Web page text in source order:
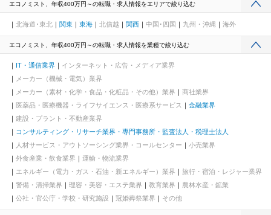
エコノミスト、年収400万円～の転職・求人情報をエリアで絞り込む
北海道･東北 関東 東海 北信越 関西 中国･四国 九州・沖縄 海外
エコノミスト、年収400万円～の転職・求人情報を業種で絞り込む
IT・通信業界
インターネット・広告・メディア業界
メーカー（機械・電気）業界
メーカー（素材・化学・食品・化粧品・その他）業界
商社業界
医薬品・医療機器・ライフサイエンス・医療系サービス
金融業界
建設・プラント・不動産業界
コンサルティング・リサーチ業界・専門事務所・監査法人・税理士法人
人材サービス・アウトソーシング業界・コールセンター
小売業界
外食産業・飲食業界
運輸・物流業界
エネルギー（電力・ガス・石油・新エネルギー）業界
旅行・宿泊・レジャー業界
警備・清掃業界
理容・美容・エステ業界 教育業界
農林水産・鉱業
公社・官公庁・学校・研究施設
冠婚葬祭業界 その他